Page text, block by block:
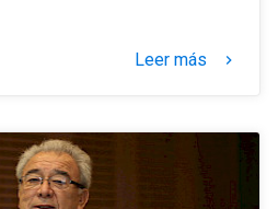
Leer más keyboard_arrow_right